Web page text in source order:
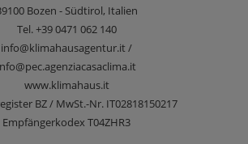
Bozen - Südtirol, Italien
Tel.+39 0471 062 140
info@klimahausagentur.it /
www.klimahaus.it
BZ / MwSt.-Nr. IT02818150217
Empfängerkodex T04ZHR3